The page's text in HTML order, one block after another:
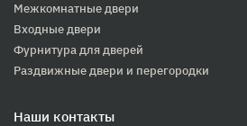
Межкомнатные двери
Входные двери
Фурнитура для дверей
Раздвижные двери и перегородки
Наши контакты